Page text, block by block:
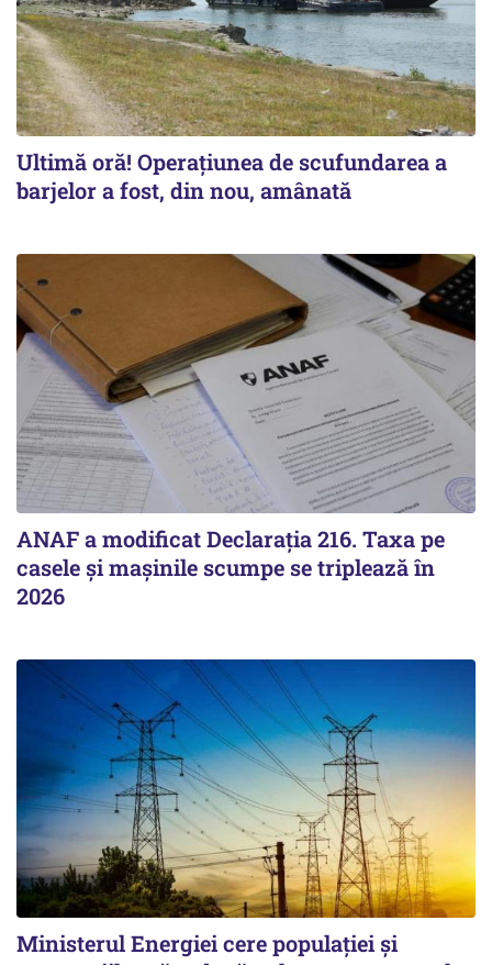
Ultimă oră! Operațiunea de scufundarea a
barjelor a fost, din nou, amânată
ANAF a modificat Declarația 216. Taxa pe
casele și mașinile scumpe se triplează în
2026
Ministerul Energiei cere populației și